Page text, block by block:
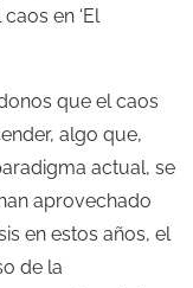
en ‘El
que el caos
algo que,
actual, se
aprovechado
en estos años, el
de la